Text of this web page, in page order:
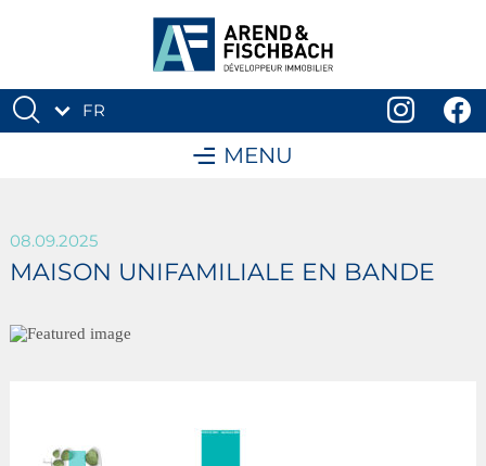
FR
MENU
08.09.2025
MAISON UNIFAMILIALE EN BANDE